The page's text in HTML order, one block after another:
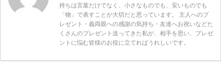
持ちは言葉だけでなく、小さなものでも、安いものでも
「物」で表すことが大切だと思っています。 主人へのプ
レゼント・義両親への感謝の気持ち・友達へお祝いなどた
くさんのプレゼント送ってきた私が、相手を思い、プレゼ
ントに悩む皆様のお役に立てればうれしいです。